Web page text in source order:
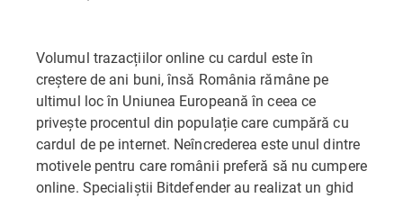
Volumul trazacțiilor online cu cardul este în
creștere de ani buni, însă România rămâne pe
ultimul loc în Uniunea Europeană în ceea ce
privește procentul din populație care cumpără cu
cardul de pe internet. Neîncrederea este unul dintre
motivele pentru care românii preferă să nu cumpere
online. Specialiștii Bitdefender au realizat un ghid